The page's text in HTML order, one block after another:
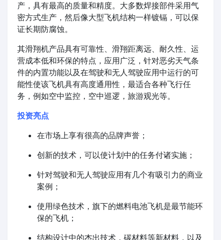
产，具有最高的质量和精度。大多数焊接部件采用气
密方式生产，然后像大型飞机结构一样镀镉，可以保
证长期防腐蚀。
其滑翔机产品具有可靠性、滑翔距离远、耐久性、运
营成本低和环保的特点，应用广泛，针对恶劣天气条
件的内置功能以及在驾驶和无人驾驶应用中运行的可
能性使该飞机具有高度通用性，最适合各种飞行任
务，例如空中监控，空中巡逻，旅游观光等。
投资亮点
在市场上享有很高的品牌声誉；
创新的技术，可以使计划中的任务付诸实施；
针对驾驶和无人驾驶应用有几个有吸引力的商业
案例；
使用绿色技术，旗下的燃料电池飞机是最节能环
保的飞机；
结构设计中的杰出技术，碳材料等新材料，以及